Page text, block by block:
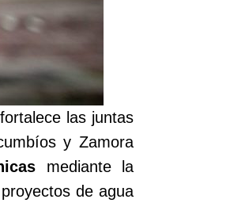
las juntas
y Zamora
mediante la
de agua